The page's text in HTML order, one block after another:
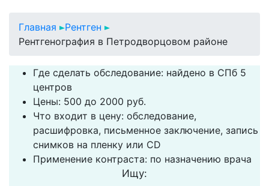
Главная
Рентген
Рентгенография в Петродворцовом районе
Где сделать обследование: найдено в СПб 5
центров
Цены: 500 до 2000 руб.
Что входит в цену: обследование,
расшифровка, письменное заключение, запись
снимков на пленку или CD
Применение контраста: по назначению врача
Ищу: